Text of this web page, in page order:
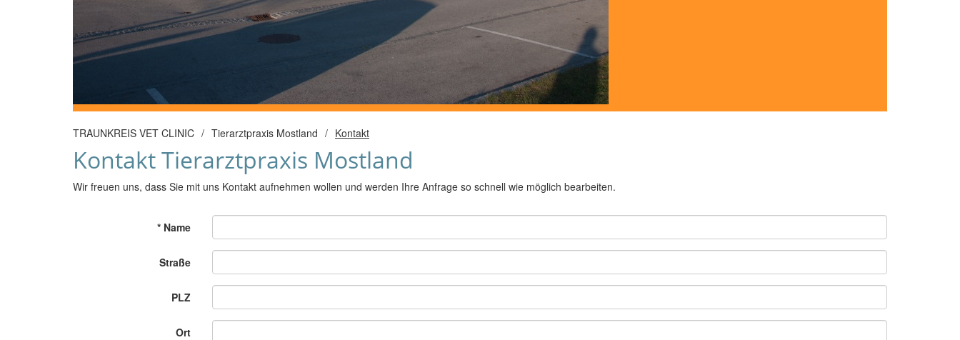
TRAUNKREIS VET CLINIC / Tierarztpraxis Mostland / Kontakt
Kontakt Tierarztpraxis Mostland
Wir freuen uns, dass Sie mit uns Kontakt aufnehmen wollen und werden Ihre Anfrage so schnell wie möglich bearbeiten.
* Name
Straße
PLZ
Ort